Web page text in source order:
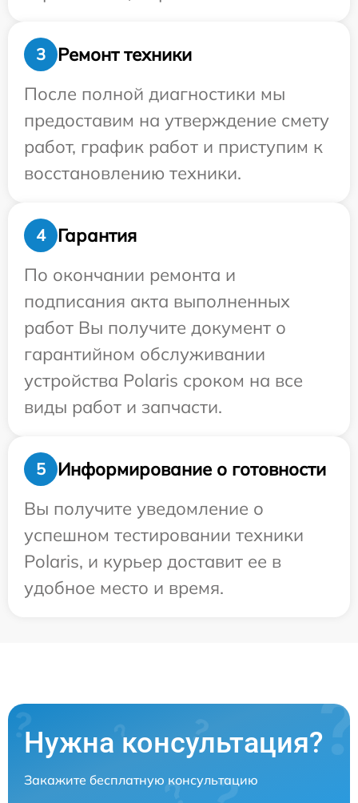
3
Ремонт техники
После полной диагностики мы
предоставим на утверждение смету
работ, график работ и приступим к
восстановлению техники.
4
Гарантия
По окончании ремонта и
подписания акта выполненных
работ Вы получите документ о
гарантийном обслуживании
устройства Polaris сроком на все
виды работ и запчасти.
5
Информирование о готовности
Вы получите уведомление о
успешном тестировании техники
Polaris, и курьер доставит ее в
удобное место и время.
Нужна консультация?
Закажите бесплатную консультацию